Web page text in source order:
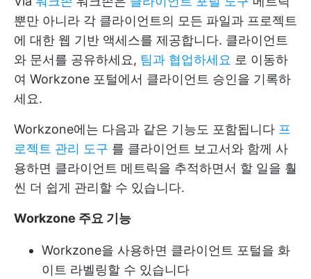
뿐만 아니라 각 클라이언트의 모든 파일과 프로젝트
에 대한 웹 기반 액세스를 제공합니다. 클라이언트
와 문서를 공유하세요, 팀과 협업하세요 로 이동하
여 Workzone 포털에서 클라이언트 승인을 기록하
세요.
Workzone에는 다음과 같은 기능도 포함됩니다 프
로젝트 관리 도구 를 클라이언트 보고서와 함께 사
용하면 클라이언트 메트릭을 추적하면서 할 일을 훨
씬 더 쉽게 관리할 수 있습니다.
Workzone 주요 기능
Workzone을 사용하면 클라이언트 포털을 화
이트 라벨링할 수 있습니다